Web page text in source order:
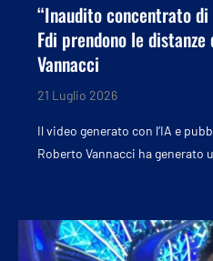
“Inaudito concentrato di
Fdi prendono le
Vannacci
21 Luglio 2026
Il video generato con l’IA e
Roberto Vannacci ha generato